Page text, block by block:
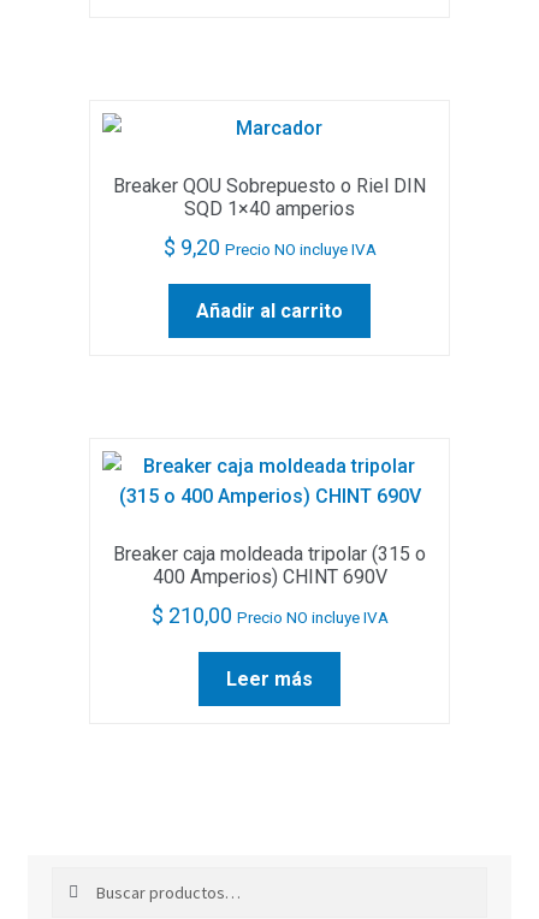
Breaker QOU Sobrepuesto o Riel DIN
SQD 1×40 amperios
$ 9,20 Precio NO incluye IVA
Añadir al carrito
Breaker caja moldeada tripolar (315 o
400 Amperios) CHINT 690V
$ 210,00 Precio NO incluye IVA
Leer más